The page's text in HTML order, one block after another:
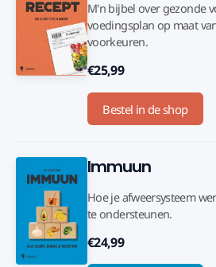
M'n bijbel over gezonde
voedingsplan op maat
voorkeuren.
€25,99
Bestel in de shop
Immuun
Hoe je afweersysteem
te ondersteunen.
€24,99